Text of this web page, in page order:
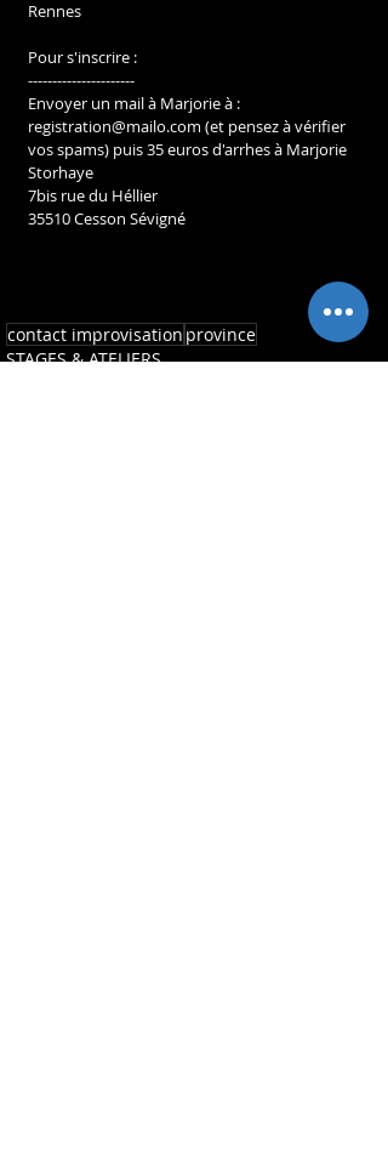
Rennes
Pour s'inscrire :
----------------------
Envoyer un mail à Marjorie à :
registration@mailo.com (et pensez à vérifier
vos spams) puis 35 euros d'arrhes à Marjorie
Storhaye
7bis rue du Héllier
35510 Cesson Sévigné
contact improvisation province
STAGES & ATELIERS